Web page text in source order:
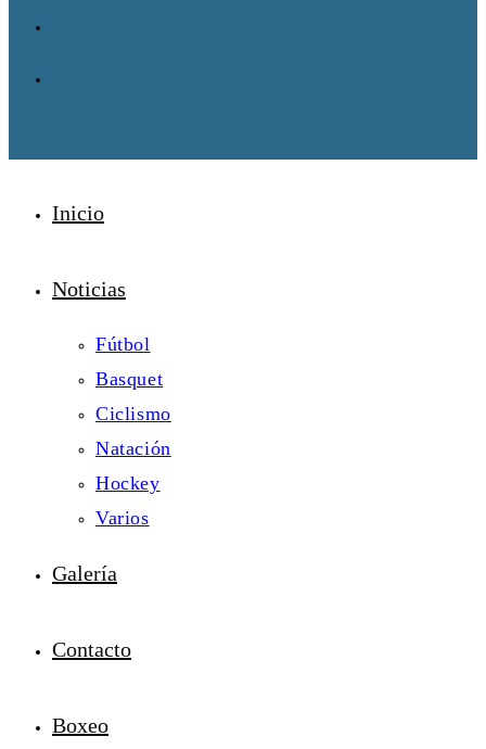
Inicio
Noticias
Fútbol
Basquet
Ciclismo
Natación
Hockey
Varios
Galería
Contacto
Boxeo